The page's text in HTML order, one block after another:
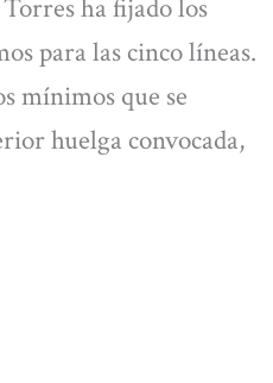
ha fijado los
para las cinco líneas.
mínimos que se
huelga convocada,